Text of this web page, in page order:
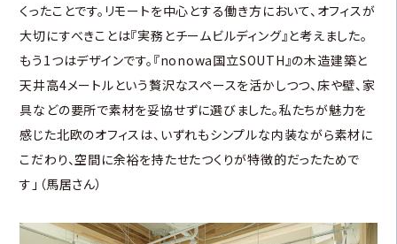
くったことです。リモートを中心とする働き方において、オフィスが
大切にすべきことは『実務とチームビルディング』と考えました。
もう1つはデザインです。『nonowa国立SOUTH』の木造建築と
天井高4メートルという贅沢なスペースを活かしつつ、床や壁、家
具などの要所で素材を妥協せずに選びました。私たちが魅力を
感じた北欧のオフィスは、いずれもシンプルな内装ながら素材に
こだわり、空間に余裕を持たせたつくりが特徴的だったためで
す」（馬居さん）